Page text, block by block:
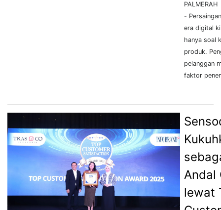
PALMERAH
-
era digital
hanya soal
produk.
pelanggan
faktor
Andal
lewat